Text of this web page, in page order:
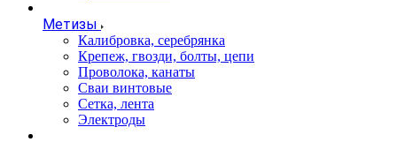
Метизы
Калибровка, серебрянка
Крепеж, гвозди, болты, цепи
Проволока, канаты
Сваи винтовые
Сетка, лента
Электроды